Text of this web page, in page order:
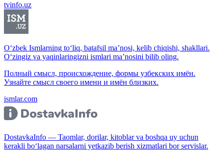
tvinfo.uz
O‘zbek Ismlarning to‘liq, batafsil ma’nosi, kelib chiqishi, shakllari.
O‘zingiz va yaqinlaringizni ismlari ma’nosini bilib oling.
Полный смысл, происхождение, формы узбекских имён.
Узнайте смысл своего имени и имён близких.
ismlar.com
DostavkaInfo — Taomlar, dorilar, kitoblar va boshqa uy uchun
kerakli bo‘lagan narsalarni yetkazib berish xizmatlari bor servislar.